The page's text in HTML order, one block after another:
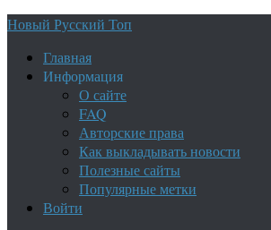
Новый Русский Топ
Главная
Информация
О сайте
FAQ
Авторские права
Как выкладывать новости
Полезные сайты
Популярные метки
Войти